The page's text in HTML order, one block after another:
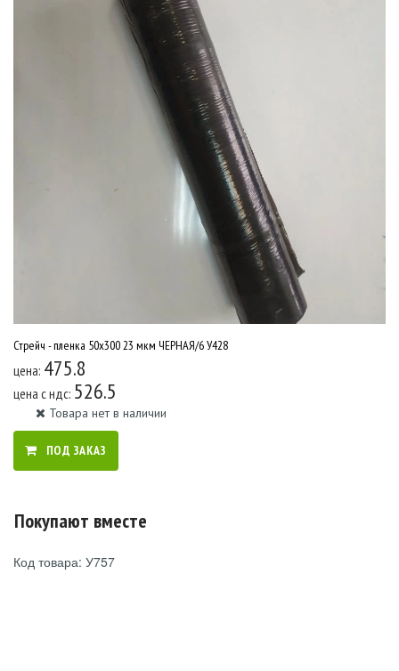
Стрейч - пленка 50х300 23 мкм ЧЕРНАЯ/6 У428
цена: 475.8
цена c ндс: 526.5
Товара нет в наличии
ПОД ЗАКАЗ
Покупают вместе
Код товара: У757